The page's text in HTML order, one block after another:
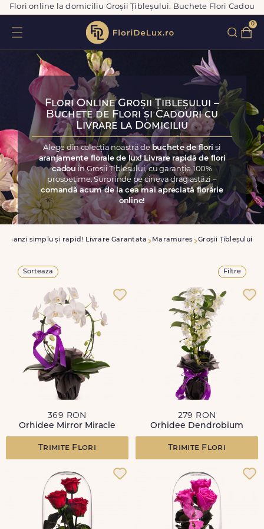
Flori online la domiciliu Groșii Țibleșului. Buchete Flori Cadou
0
Flori Online Groșii Țibleșului –
Buchete de Flori și Cadouri cu
Livrare la Domiciliu
Alege din colecția noastră de buchete de floriși
aranjamente florale de lux! Livrare rapidă de flori
cadou în Groșii Țibleșului, cu garanție 100%
prospețime. Surprinde pe cineva drag astăzi –
comandă acum de la cea mai apreciată florărie
online!
simplu și rapid! Livrare Garantata Maramures Groșii Țibleșului
Sorteaza Filtre
369 RON
Orhidee Mirror Miracle
Trimite Flori
279 RON
Orhidee Dendrobium
Trimite Flori